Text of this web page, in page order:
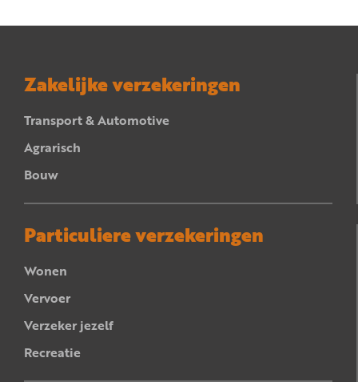
Zakelijke verzekeringen
Transport & Automotive
Agrarisch
Bouw
Particuliere verzekeringen
Wonen
Vervoer
Verzeker jezelf
Recreatie